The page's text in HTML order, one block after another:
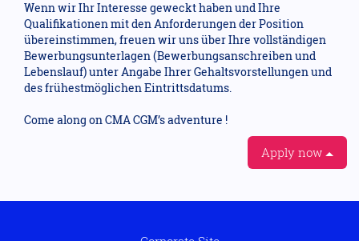
Wenn wir Ihr Interesse geweckt haben und Ihre
Qualifikationen mit den Anforderungen der Position
übereinstimmen, freuen wir uns über Ihre vollständigen
Bewerbungsunterlagen (Bewerbungsanschreiben und
Lebenslauf) unter Angabe Ihrer Gehaltsvorstellungen und
des frühestmöglichen Eintrittsdatums.
Come along on CMA CGM’s adventure !
Apply now